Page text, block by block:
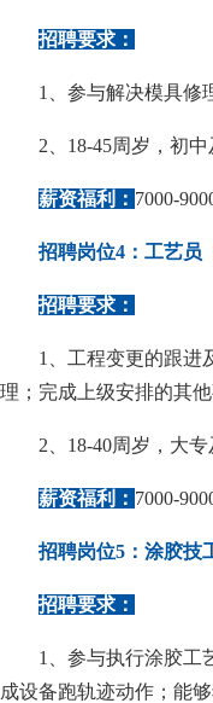
招聘要求：
1、参与解决模具修
2、18-45周岁，初
薪资福利： 7000-
招聘岗位4：工艺员
招聘要求：
1、工程变更的跟进
理；完成上级安排的其他
2、18-40周岁，大
薪资福利： 7000-
招聘岗位5：涂胶技
招聘要求：
1、参与执行涂胶工
成设备跑轨迹动作；能